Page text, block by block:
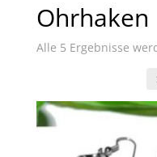
Ohrhaken
Alle 5 Ergebnisse